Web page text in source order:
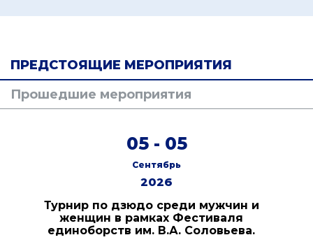
ПРЕДСТОЯЩИЕ МЕРОПРИЯТИЯ
Прошедшие мероприятия
05 - 05
Сентябрь
2026
Турнир по дзюдо среди мужчин и
женщин в рамках Фестиваля
единоборств им. В.А. Соловьева.